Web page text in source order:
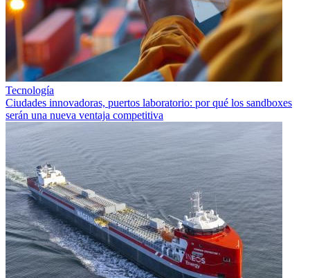
Tecnología
Ciudades innovadoras, puertos laboratorio: por qué los sandboxes
serán una nueva ventaja competitiva